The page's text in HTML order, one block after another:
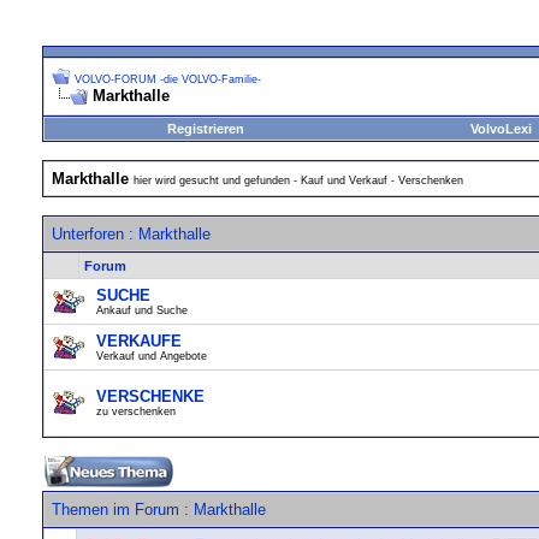
VOLVO-FORUM -die VOLVO-Familie-
Markthalle
Registrieren VolvoLexi
Markthalle hier wird gesucht und gefunden - Kauf und Verkauf - Verschenken
Unterforen : Markthalle
Forum
SUCHE
Ankauf und Suche
VERKAUFE
Verkauf und Angebote
VERSCHENKE
zu verschenken
Themen im Forum : Markthalle